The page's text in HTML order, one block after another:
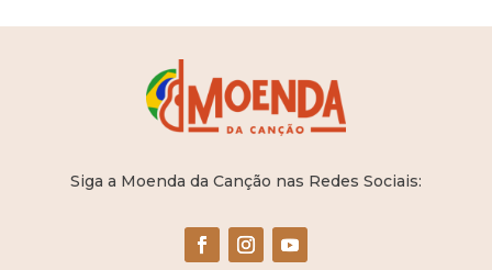
Siga a Moenda da Canção nas Redes Sociais: